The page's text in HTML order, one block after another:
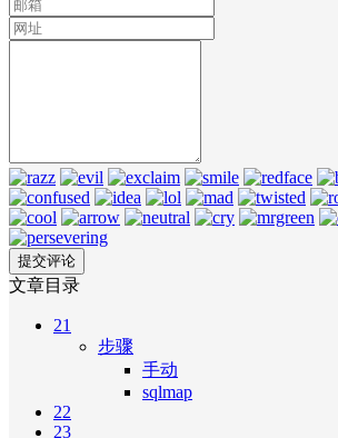
文章目录
21
步骤
手动
sqlmap
22
23